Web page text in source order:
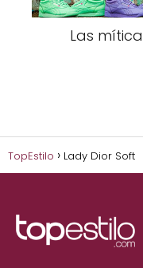
Las
TopEstilo Lady Dior Soft